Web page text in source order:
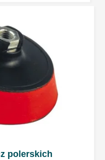
polerskich